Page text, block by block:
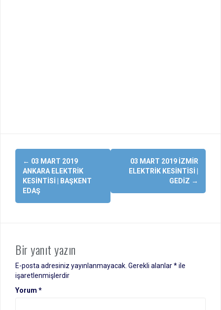
Yazı
dolaşımı
← 03 MART 2019
ANKARA ELEKTRIK
KESINTISI | BAŞKENT
EDAŞ
03 MART 2019 İZMIR
ELEKTRIK KESINTISI |
GEDIZ →
Bir yanıt yazın
E-posta adresiniz yayınlanmayacak. Gerekli alanlar*ile
işaretlenmişlerdir
Yorum *